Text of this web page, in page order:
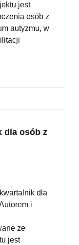
jest
osób z
autyzmu, w
dla osób z
dla
i
ze
jest